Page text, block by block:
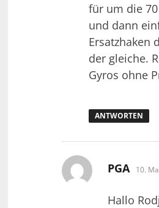
für um die
und dann
Ersatzhaken
der gleiche.
Gyros ohne
ANTWORTEN
PGA sagt:
10.
Hallo